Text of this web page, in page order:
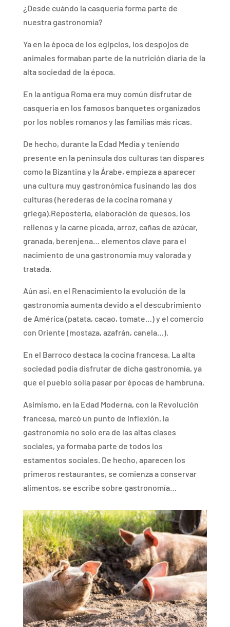
¿Desde cuándo la casquería forma parte de
nuestra gastronomía?
Ya en la época de los egipcios, los despojos de
animales formaban parte de la nutrición diaria de la
alta sociedad de la época.
En la antigua Roma era muy común disfrutar de
casquería en los famosos banquetes organizados
por los nobles romanos y las familias más ricas.
De hecho, durante la Edad Media y teniendo
presente en la peninsula dos culturas tan dispares
como la Bizantina y la Árabe, empieza a aparecer
una cultura muy gastronómica fusinando las dos
culturas (herederas de la cocina romana y
griega).Repostería, elaboración de quesos, los
rellenos y la carne picada, arroz, cañas de azúcar,
granada, berenjena… elementos clave para el
nacimiento de una gastronomía muy valorada y
tratada.
Aún así, en el Renacimiento la evolución de la
gastronomia aumenta devido a el descubrimiento
de América (patata, cacao, tomate…) y el comercio
con Oriente (mostaza, azafrán, canela…).
En el Barroco destaca la cocina francesa. La alta
sociedad podía disfrutar de dicha gastronomía, ya
que el pueblo solía pasar por épocas de hambruna.
Asimismo, en la Edad Moderna, con la Revolución
francesa, marcó un punto de inflexión. la
gastronomía no solo era de las altas clases
sociales, ya formaba parte de todos los
estamentos sociales. De hecho, aparecen los
primeros restaurantes, se comienza a conservar
alimentos, se escribe sobre gastronomía…